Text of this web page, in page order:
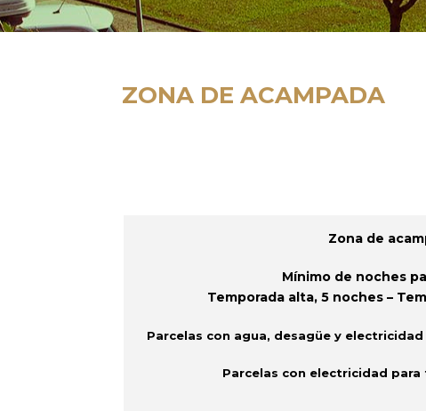
ZONA DE ACAMPADA
Zona de
Mínimo de noches
Temporada alta, 5 noches –
Parcelas con agua, desagüe y
Parcelas con electricidad para